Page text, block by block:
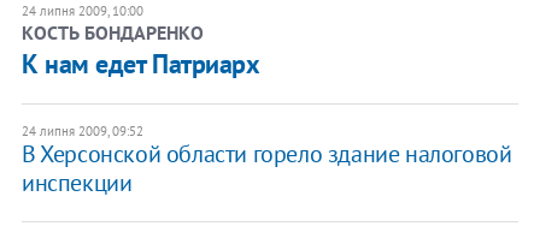
24 липня 2009, 10:00
КОСТЬ БОНДАРЕНКО
К нам едет Патриарх
24 липня 2009, 09:52
В Херсонской области горело здание налоговой
инспекции